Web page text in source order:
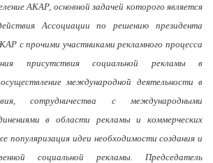
АКАР, основной задачей которого является
Ассоциации по решению президента
с прочими участниками рекламного процесса
присутствия социальной рекламы в
международной деятельности в
сотрудничества с международными
в области рекламы и коммерческих
популяризация идеи необходимости создания и
социальной рекламы. Председатель